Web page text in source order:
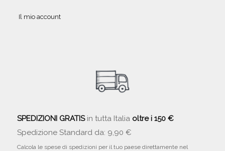
Il mio account
SPEDIZIONI GRATISin tutta Italia oltre i 150 €
Spedizione Standard da: 9,90 €
Calcola le spese di spedizioni per il tuo paese direttamente nel